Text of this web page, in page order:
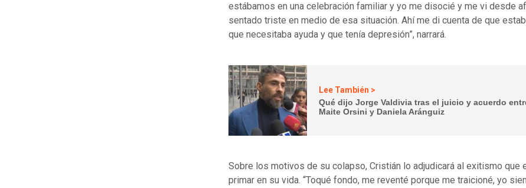
estábamos en una celebración familiar y yo me disocié y me vi desde
sentado triste en medio de esa situación. Ahí me di cuenta de que
que necesitaba ayuda y que tenía depresión”, narrará.
Lee También >
Qué dijo Jorge Valdivia tras el juicio y acuerdo
Maite Orsini y Daniela Aránguiz
Sobre los motivos de su colapso, Cristián lo adjudicará al exitismo que
primar en su vida. “Toqué fondo, me reventé porque me traicioné, yo